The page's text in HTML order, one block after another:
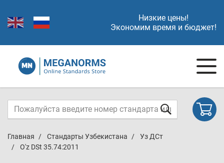
Низкие цены!
Экономим время и бюджет!
Главная Стандарты Узбекистана
Уз ДСт
O'z DSt 35.74:2011